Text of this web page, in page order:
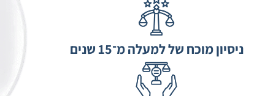
ניסיון מוכח של למעלה מ־15 שנים